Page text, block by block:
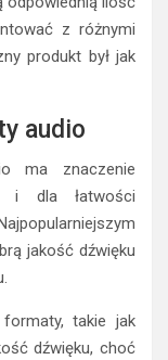
z różnymi
produkt był jak
audio
ma znaczenie
i dla łatwości
jakość dźwięku
takie jak
dźwięku, choć